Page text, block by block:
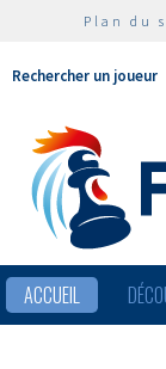
Plan du
Rechercher un joueur
ACCUEIL